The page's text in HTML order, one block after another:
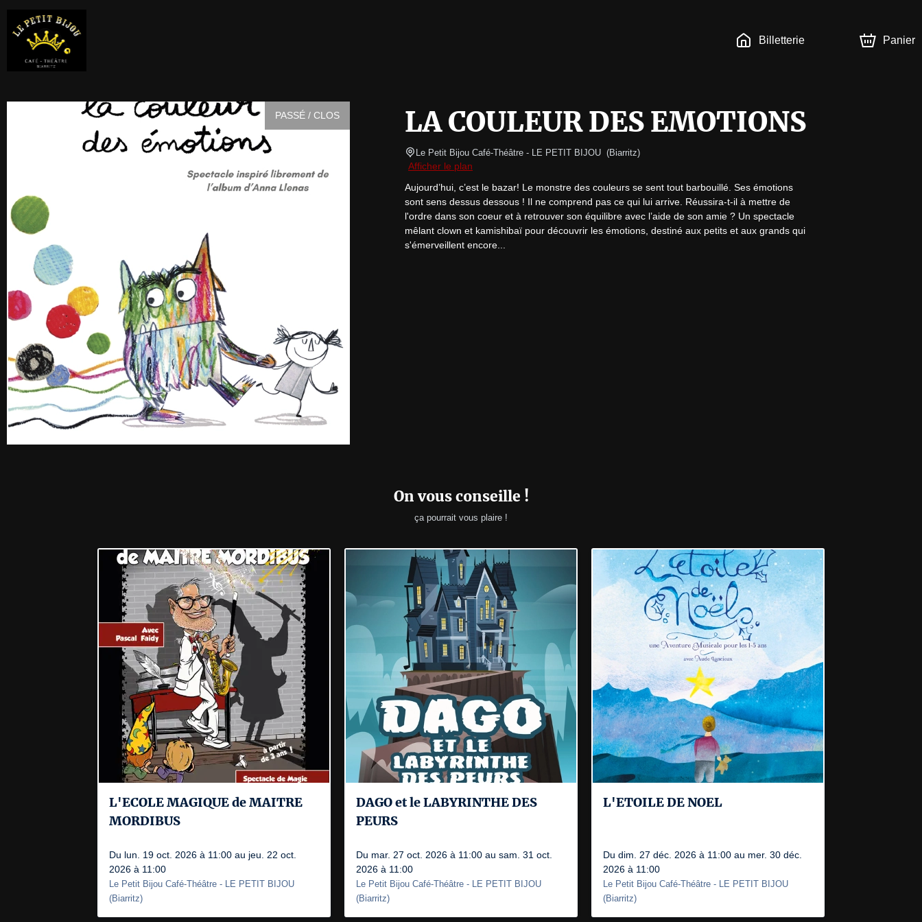
Billetterie Panier
PASSÉ / CLOS LA COULEUR DES EMOTIONS
Le Petit Bijou Café-Théâtre - LE PETIT BIJOU (Biarritz)
Afficher le plan
Aujourd’hui, c’est le bazar! Le monstre des couleurs se sent tout barbouillé. Ses émotions
sont sens dessus dessous ! Il ne comprend pas ce qui lui arrive. Réussira-t-il à mettre de
l'ordre dans son coeur et à retrouver son équilibre avec l’aide de son amie ? Un spectacle
mêlant clown et kamishibaï pour découvrir les émotions, destiné aux petits et aux grands qui
s'émerveillent encore...
On vous conseille !
ça pourrait vous plaire !
L'ECOLE MAGIQUE de MAITRE
MORDIBUS
Du lun. 19 oct. 2026 à 11:00 au jeu. 22 oct.
2026 à 11:00
Le Petit Bijou Café-Théâtre - LE PETIT BIJOU
(Biarritz)
DAGO et le LABYRINTHE DES
PEURS
Du mar. 27 oct. 2026 à 11:00 au sam. 31 oct.
2026 à 11:00
Le Petit Bijou Café-Théâtre - LE PETIT BIJOU
(Biarritz)
L'ETOILE DE NOEL
Du dim. 27 déc. 2026 à 11:00 au mer. 30 déc.
2026 à 11:00
Le Petit Bijou Café-Théâtre - LE PETIT BIJOU
(Biarritz)